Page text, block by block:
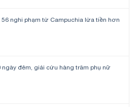
56 nghi phạm từ Campuchia lừa tiền hơn
ngày đêm, giải cứu hàng trăm phụ nữ